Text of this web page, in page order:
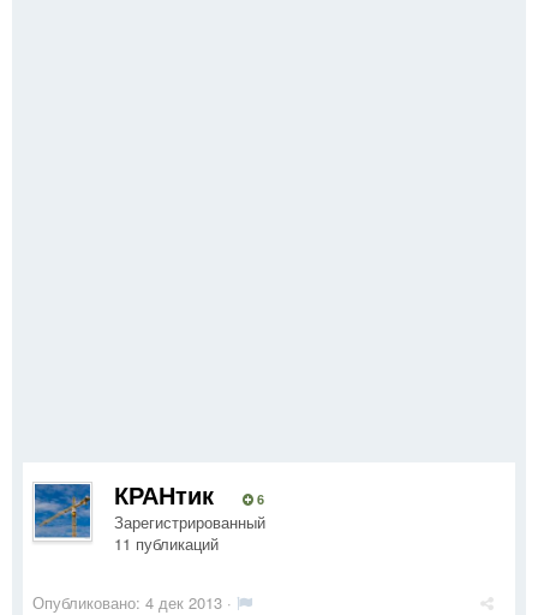
КРАНтик 6
Зарегистрированный
11 публикаций
Опубликовано: 4 дек 2013 ·